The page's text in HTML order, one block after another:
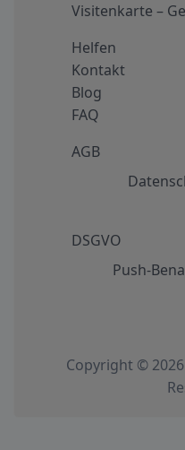
Visitenkarte –
Helfen
Kontakt
Blog
FAQ
AGB
DSGVO
Push-
Copyright ©